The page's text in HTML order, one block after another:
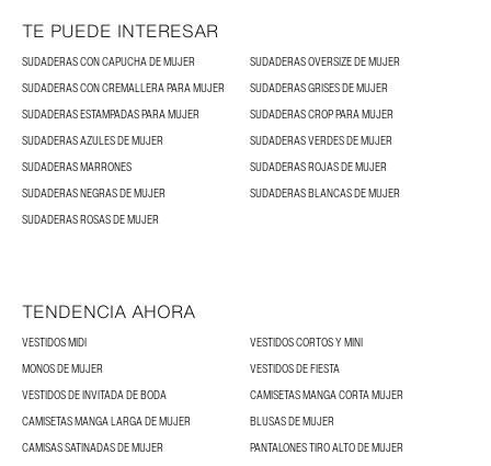
TE PUEDE INTERESAR
SUDADERAS CON CAPUCHA DE MUJER
SUDADERAS OVERSIZE DE MUJER
SUDADERAS CON CREMALLERA PARA MUJER
SUDADERAS GRISES DE MUJER
SUDADERAS ESTAMPADAS PARA MUJER
SUDADERAS CROP PARA MUJER
SUDADERAS AZULES DE MUJER
SUDADERAS VERDES DE MUJER
SUDADERAS MARRONES
SUDADERAS ROJAS DE MUJER
SUDADERAS NEGRAS DE MUJER
SUDADERAS BLANCAS DE MUJER
SUDADERAS ROSAS DE MUJER
TENDENCIA AHORA
VESTIDOS MIDI
VESTIDOS CORTOS Y MINI
MONOS DE MUJER
VESTIDOS DE FIESTA
VESTIDOS DE INVITADA DE BODA
CAMISETAS MANGA CORTA MUJER
CAMISETAS MANGA LARGA DE MUJER
BLUSAS DE MUJER
CAMISAS SATINADAS DE MUJER
PANTALONES TIRO ALTO DE MUJER